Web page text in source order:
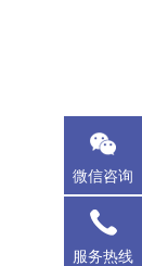
微信咨询
服务热线